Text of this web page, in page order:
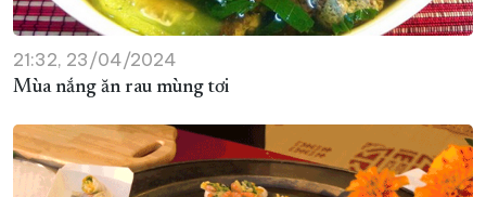
21:32, 23/04/2024
Mùa nắng ăn rau mùng tơi